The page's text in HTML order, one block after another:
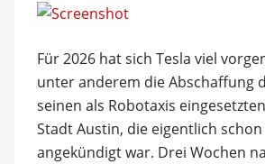
Für 2026 hat sich Tesla viel
unter anderem die Abschaffung
seinen als Robotaxis
Stadt Austin, die eigentlich
angekündigt war. Drei Wochen